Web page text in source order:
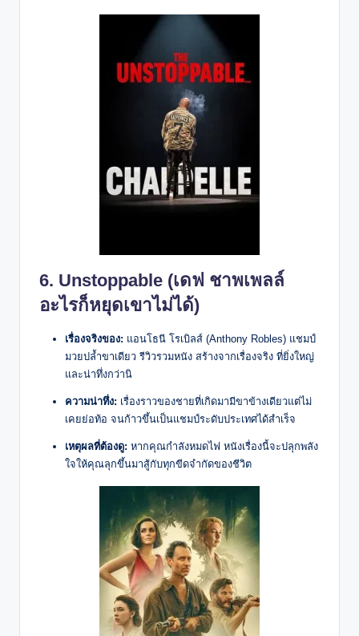
6. Unstoppable (เดฟ ชาพเพลล์
อะไรก็หยุดเขาไม่ได้)
เรื่องจริงของ: แอนโธนี โรเบิลส์ (Anthony Robles) แชมป์
มวยปล้ำขาเดียว รีวิวรวมหนัง สร้างจากเรื่องจริง ที่ยิ่งใหญ่
และน่าทึ่งกว่านิ
ความน่าทึ่ง: เรื่องราวของชายที่เกิดมามีขาข้างเดียวแต่ไม่
เคยย่อท้อ จนก้าวขึ้นเป็นแชมป์ระดับประเทศได้สำเร็จ
เหตุผลที่ต้องดู: หากคุณกำลังหมดไฟ หนังเรื่องนี้จะปลุกพลัง
ใจให้คุณลุกขึ้นมาสู้กับทุกขีดจำกัดของชีวิต